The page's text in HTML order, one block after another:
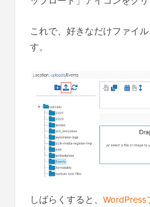
これで、好きなだけファイ
す。
しばらくすると、 WordPress